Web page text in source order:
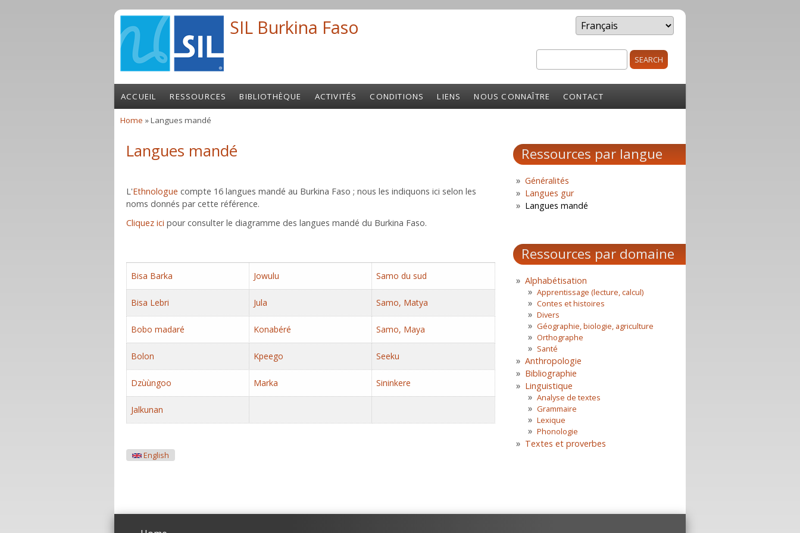
SIL Burkina Faso
Search form
ACCUEIL RESSOURCES BIBLIOTHÈQUE ACTIVITÉS CONDITIONS LIENS NOUS CONNAÎTRE CONTACT
Home » Langues mandé
Langues mandé
L'Ethnologue compte 16 langues mandé au Burkina Faso ; nous les indiquons ici selon les
noms donnés par cette référence.
Cliquez ici pour consulter le diagramme des langues mandé du Burkina Faso.
Bisa Barka Jowulu Samo du sud
Bisa Lebri Jula Samo, Matya
Bobo madaré Konabéré Samo, Maya
Bolon Kpeego Seeku
Dzùùngoo Marka Sininkere
Jalkunan
English
Ressources par langue
Généralités
Langues gur
Langues mandé
Ressources par domaine
Alphabétisation
Apprentissage (lecture, calcul)
Contes et histoires
Divers
Géographie, biologie, agriculture
Orthographe
Santé
Anthropologie
Bibliographie
Linguistique
Analyse de textes
Grammaire
Lexique
Phonologie
Textes et proverbes